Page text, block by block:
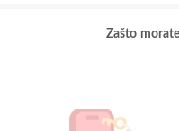
Zašto